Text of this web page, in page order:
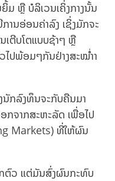
ມ ຫຼື ບໍລິເວນເຄິ່ງກາງນັ້ນ
ານອ່ອນຄ່າລົງ ເຊິ່ງມັກຈະ
ເຕີບໂຕແບບຊ້າໆ ຫຼື
ປພ້ອມໆກັນຢ່າງສະໝ່ຳາ
ນັກລົງທຶນຈະກັບຄືນມາ
ກຈາກສະຫະລັດ ເພື່ອໄປ
Markets) ທີ່ໃຫ້ຜົນ
ກຕົວ ແຕ່ມັນສົ່ງຜົນກະທົບ